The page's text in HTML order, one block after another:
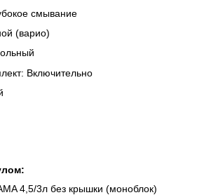
смывание
(варио)
Включительно
4,5/3л без крышки (моноблок)